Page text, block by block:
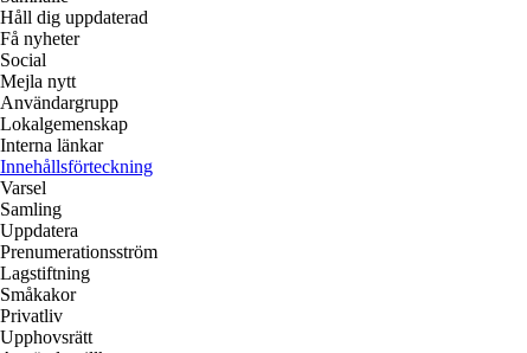
Håll dig uppdaterad
Få nyheter
Social
Mejla nytt
Användargrupp
Lokalgemenskap
Interna länkar
Innehållsförteckning
Varsel
Samling
Uppdatera
Prenumerationsström
Lagstiftning
Småkakor
Privatliv
Upphovsrätt